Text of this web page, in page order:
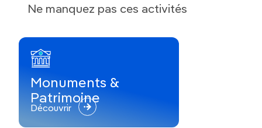
Ne manquez pas ces activités
Monuments &
Patrimoine
Découvrir